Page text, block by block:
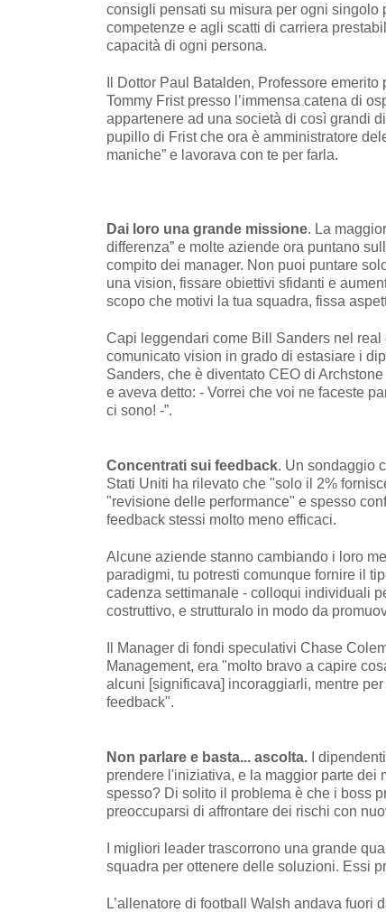
consigli pensati su misura per ogni
competenze e agli scatti di carriera
capacità di ogni persona.
Il Dottor Paul Batalden, Professore
Tommy Frist presso l’immensa catena di
appartenere ad una società di così grandi
pupillo di Frist che ora è amministratore
maniche” e lavorava con te per farla.
Dai loro una grande missione. La
differenza” e molte aziende ora puntano
compito dei manager. Non puoi puntare
una vision, fissare obiettivi sfidanti e
scopo che motivi la tua squadra, fissa
Capi leggendari come Bill Sanders nel
comunicato vision in grado di estasiare i
Sanders, che è diventato CEO di
e aveva detto: - Vorrei che voi ne faceste
ci sono! -”.
Concentrati sui feedback. Un sondaggio
Stati Uniti ha rilevato che "solo il 2%
"revisione delle performance" e spesso
feedback stessi molto meno efficaci.
Alcune aziende stanno cambiando i loro
paradigmi, tu potresti comunque fornire il
cadenza settimanale - colloqui individuali
costruttivo, e strutturalo in modo da
Il Manager di fondi speculativi Chase
Management, era "molto bravo a capire
alcuni [significava] incoraggiarli, mentre
feedback".
Non parlare e basta... ascolta. I
prendere l'iniziativa, e la maggior parte dei
spesso? Di solito il problema è che i boss
preoccuparsi di affrontare dei rischi con
I migliori leader trascorrono una grande
squadra per ottenere delle soluzioni. Essi
L’allenatore di football Walsh andava